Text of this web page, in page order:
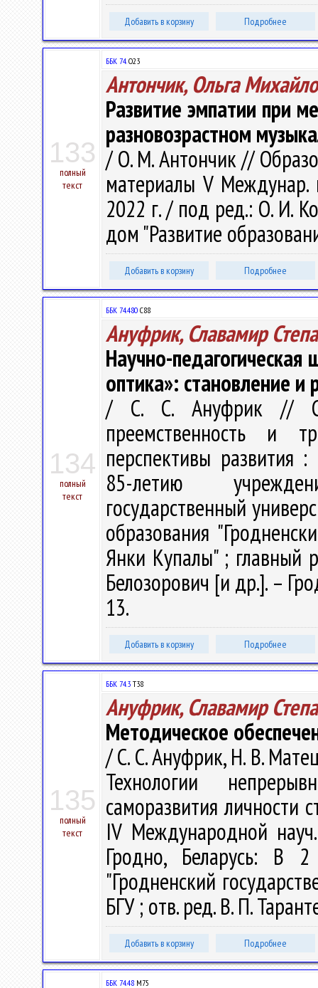
Добавить в корзину Подробнее
133
полный
текст
ББК 74.О23
Антончик, Ольга
Развитие эмпатии при
разновозрастном
/ О. М. Антончик //
материалы V Междунар.
2022 г. / под ред.: О. И.
дом "Развитие
Добавить в корзину Подробнее
134
полный
текст
ББК 74.480 С88
Ануфрик, Славамир
Научно-
оптика»: становление и
/ С. С. Ануфрик //
преемственность и
перспективы развития
85-летию
государственный
образования
Янки Купалы" ; главный
Белозорович [и др.]. –
13.
Добавить в корзину Подробнее
135
полный
текст
ББК 74.3 Т38
Ануфрик, Славамир
Методическое
/ С. С. Ануфрик, Н. В.
Технологии
саморазвития личности
IV Международной
Гродно, Беларусь: В
"Гродненский
БГУ ; отв. ред. В. П.
Добавить в корзину Подробнее
ББК 74.48 М75